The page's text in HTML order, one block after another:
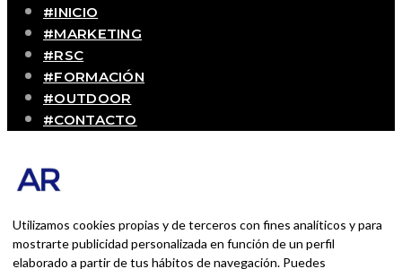
#INICIO
#MARKETING
#RSC
#FORMACIÓN
#OUTDOOR
#CONTACTO
Blog personal y profesional de Andrés Romero.
persona que disfruta con lo que hace cada día
Utilizamos cookies propias y de terceros con fines analíticos y para
mostrarte publicidad personalizada en función de un perfil
elaborado a partir de tus hábitos de navegación. Puedes